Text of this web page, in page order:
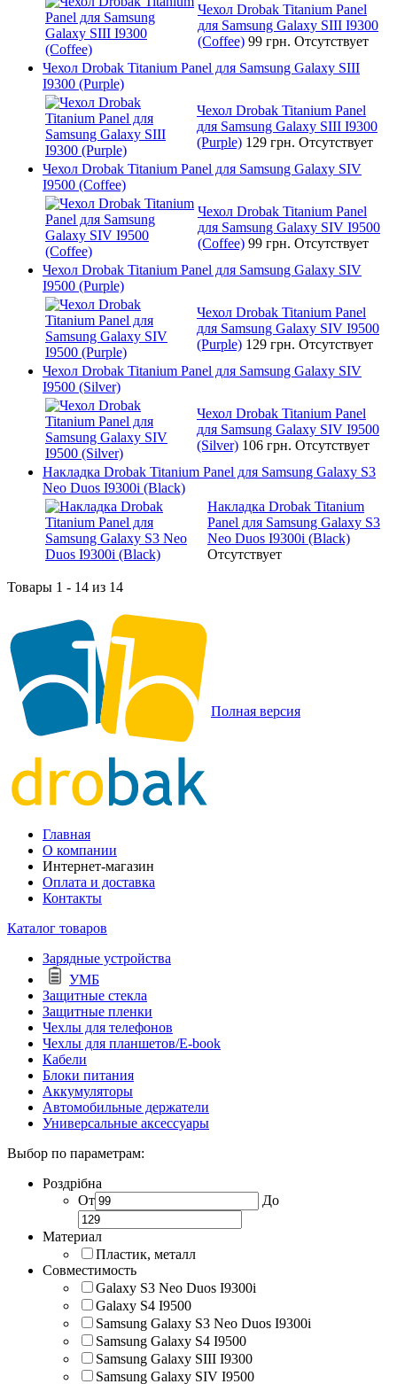
Чехол Drobak Titanium Panel
для Samsung Galaxy SIII I9300
(Coffee) 99 грн. Отсутствует
Чехол Drobak Titanium Panel для Samsung Galaxy SIII
I9300 (Purple)
Чехол Drobak Titanium Panel
для Samsung Galaxy SIII I9300
(Purple) 129 грн. Отсутствует
Чехол Drobak Titanium Panel для Samsung Galaxy SIV
I9500 (Coffee)
Чехол Drobak Titanium Panel
для Samsung Galaxy SIV I9500
(Coffee) 99 грн. Отсутствует
Чехол Drobak Titanium Panel для Samsung Galaxy SIV
I9500 (Purple)
Чехол Drobak Titanium Panel
для Samsung Galaxy SIV I9500
(Purple) 129 грн. Отсутствует
Чехол Drobak Titanium Panel для Samsung Galaxy SIV
I9500 (Silver)
Чехол Drobak Titanium Panel
для Samsung Galaxy SIV I9500
(Silver) 106 грн. Отсутствует
Накладка Drobak Titanium Panel для Samsung Galaxy S3
Neo Duos I9300i (Black)
Накладка Drobak Titanium
Panel для Samsung Galaxy S3
Neo Duos I9300i (Black)
Отсутствует
Товары 1 - 14 из 14
Полная версия
Главная
О компании
Интернет-магазин
Оплата и доставка
Контакты
Каталог товаров
Зарядные устройства
УМБ
Защитные стекла
Защитные пленки
Чехлы для телефонов
Чехлы для планшетов/E-book
Кабели
Блоки питания
Аккумуляторы
Автомобильные держатели
Универсальные аксессуары
Выбор по параметрам:
Роздрібна
От
До
Материал
Пластик, металл
Совместимость
Galaxy S3 Neo Duos I9300i
Galaxy S4 I9500
Samsung Galaxy S3 Neo Duos I9300i
Samsung Galaxy S4 I9500
Samsung Galaxy SIII I9300
Samsung Galaxy SIV I9500